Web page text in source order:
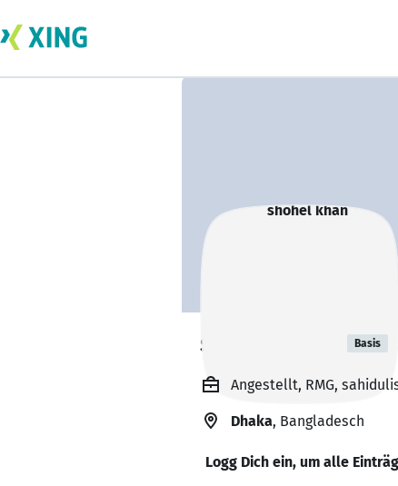
shohel khan Basis
Angestellt, RMG,
Dhaka, Bangladesch
Logg Dich ein, um alle